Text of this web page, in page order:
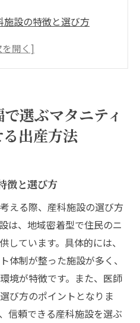
施設の特徴と選び方
法のメリットを探る
験談：先輩ママの声
康管理と永福の支援サー
スと情報収集のポイント
で楽しむマタニティラ
選ぶマタニティ
出産方法
徴と選び方
える際、産科施設の選び方
は、地域密着型で住民のニ
しています。具体的には、
体制が整った施設が多く、
境が特徴です。また、医師
び方のポイントとなりま
信頼できる産科施設を選ぶ